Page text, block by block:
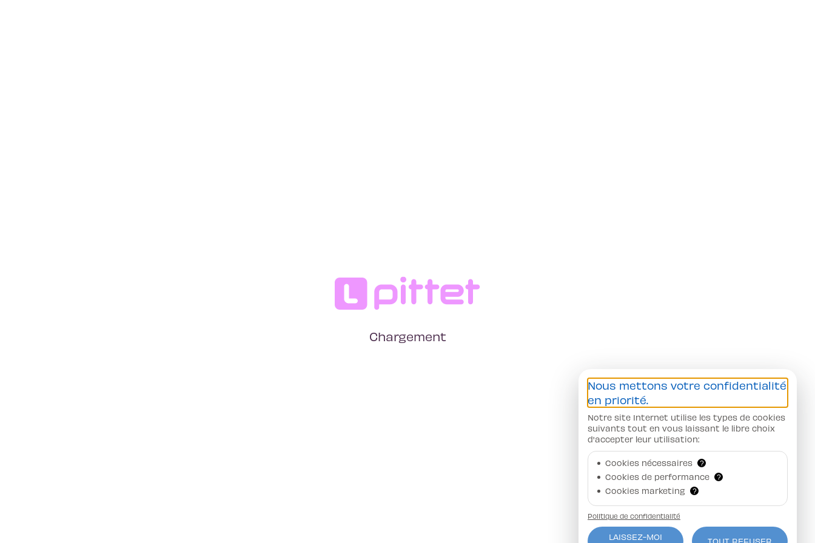
Chargement
Nous mettons votre confidentialité
en priorité.
Notre site Internet utilise les types de cookies
suivants tout en vous laissant le libre choix
d'accepter leur utilisation:
Cookies nécessaires ?
Cookies de performance ?
Cookies marketing ?
Politique de confidentialité
LAISSEZ-MOI
TOUT REFUSER